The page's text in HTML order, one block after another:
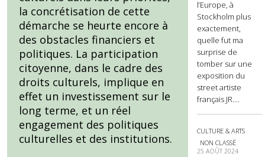
la concrétisation de cette
démarche se heurte encore à
des obstacles financiers et
politiques. La participation
citoyenne, dans le cadre des
droits culturels, implique en
effet un investissement sur le
long terme, et un réel
engagement des politiques
culturelles et des institutions.
l’Europe, à
Stockholm plus
exactement,
quelle fut ma
surprise de
tomber sur une
exposition du
street artiste
français JR....
CULTURE & ARTS
NON CLASSÉ
25 AOÛT 2024